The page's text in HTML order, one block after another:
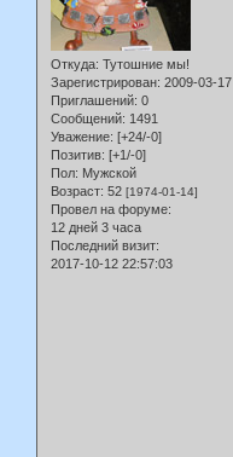
Откуда: Тутошние мы!
Зарегистрирован: 2009-03-17
Приглашений: 0
Сообщений: 1491
Уважение: [+24/-0]
Позитив: [+1/-0]
Пол: Мужской
Возраст: 52 [1974-01-14]
Провел на форуме:
12 дней 3 часа
Последний визит:
2017-10-12 22:57:03